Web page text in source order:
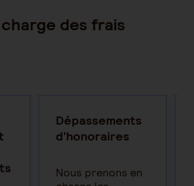
des frais
Dépassements
d'honoraires
Nous prenons en